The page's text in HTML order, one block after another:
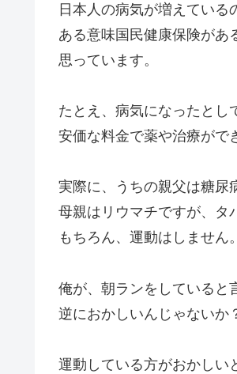
日本人の病気が増えている
ある意味国民健康保険があ
思っています。
たとえ、病気になったとし
安価な料金で薬や治療がで
実際に、うちの親父は糖尿
母親はリウマチですが、タ
もちろん、運動はしません。
俺が、朝ランをしていると
逆におかしいんじゃないか
運動している方がおかしい